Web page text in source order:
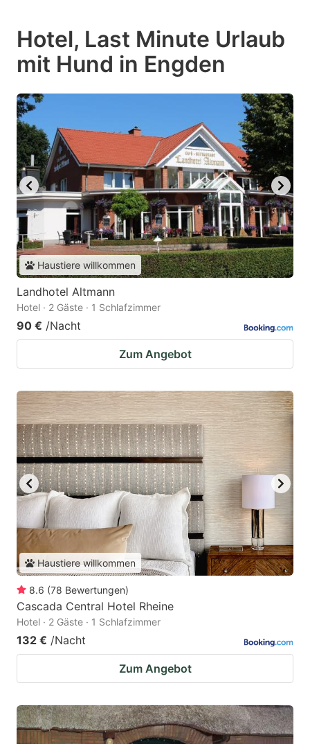
Hotel, Last Minute Urlaub
mit Hund in Engden
Haustiere willkommen
Landhotel Altmann
Hotel · 2 Gäste · 1 Schlafzimmer
90 € /Nacht
Zum Angebot
Haustiere willkommen
8.6 (78 Bewertungen)
Cascada Central Hotel Rheine
Hotel · 2 Gäste · 1 Schlafzimmer
132 € /Nacht
Zum Angebot